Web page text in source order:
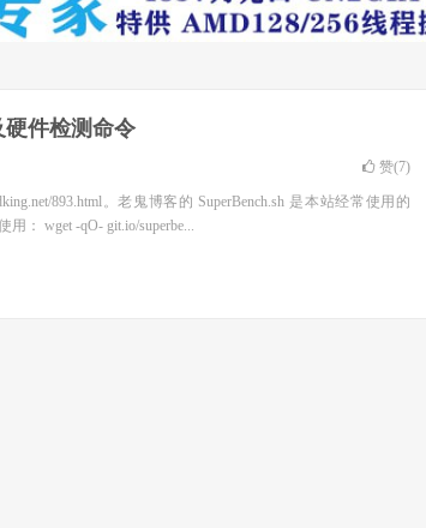
件检测命令
赞(7)
893.html。老鬼博客的 SuperBench.sh 是本站经常使用的
： wget -qO- git.io/superbe...